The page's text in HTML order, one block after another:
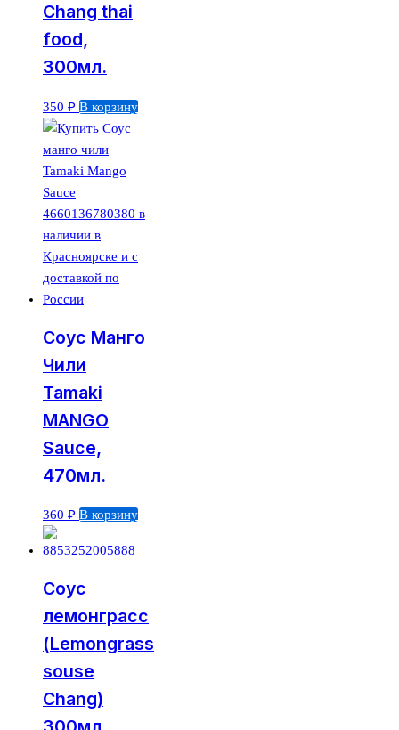
Chang thai
food,
300мл.
350 ₽ В корзину
Соус Манго
Чили
Tamaki
MANGO
Sauce,
470мл.
360 ₽ В корзину
Соус
лемонграсс
(Lemongrass
souse
Chang)